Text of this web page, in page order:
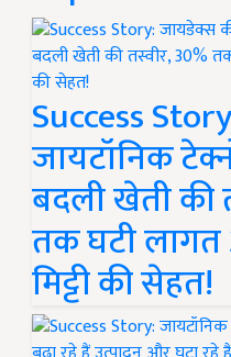
Success
जायटॉनिक
बदली खेती की
तक घटी
मिट्टी की सेहत!